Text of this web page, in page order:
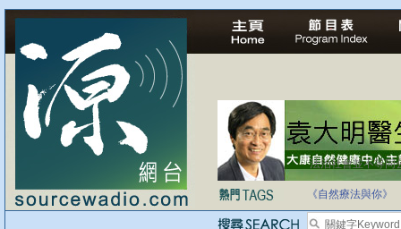
法治社會並不等同
《自然療法與你》